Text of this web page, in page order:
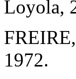
Loyola,
1972.